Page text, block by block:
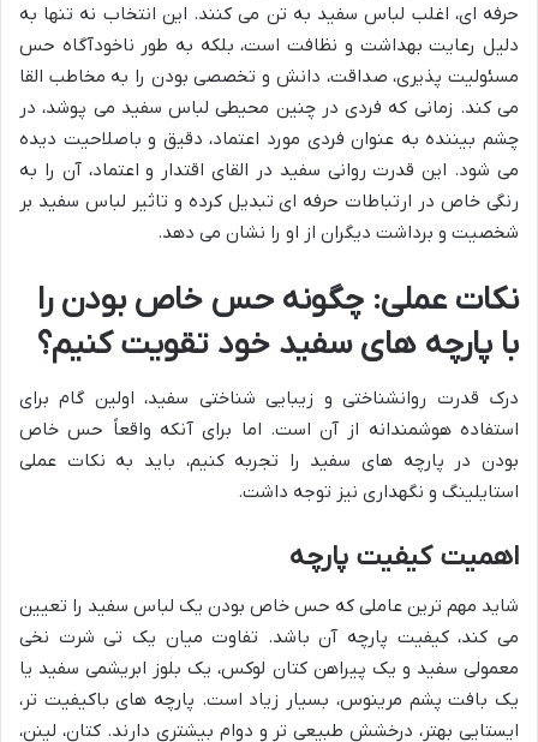
حرفه ای، اغلب لباس سفید به تن می کنند. این انتخاب نه تنها به
دلیل رعایت بهداشت و نظافت است، بلکه به طور ناخودآگاه حس
مسئولیت پذیری، صداقت، دانش و تخصصی بودن را به مخاطب القا
می کند. زمانی که فردی در چنین محیطی لباس سفید می پوشد، در
چشم بیننده به عنوان فردی مورد اعتماد، دقیق و باصلاحیت دیده
می شود. این قدرت روانی سفید در القای اقتدار و اعتماد، آن را به
رنگی خاص در ارتباطات حرفه ای تبدیل کرده و تاثیر لباس سفید بر
شخصیت و برداشت دیگران از او را نشان می دهد.
نکات عملی: چگونه حس خاص بودن را
با پارچه های سفید خود تقویت کنیم؟
درک قدرت روانشناختی و زیبایی شناختی سفید، اولین گام برای
استفاده هوشمندانه از آن است. اما برای آنکه واقعاً حس خاص
بودن در پارچه های سفید را تجربه کنیم، باید به نکات عملی
استایلینگ و نگهداری نیز توجه داشت.
اهمیت کیفیت پارچه
شاید مهم ترین عاملی که حس خاص بودن یک لباس سفید را تعیین
می کند، کیفیت پارچه آن باشد. تفاوت میان یک تی شرت نخی
معمولی سفید و یک پیراهن کتان لوکس، یک بلوز ابریشمی سفید یا
یک بافت پشم مرینوس، بسیار زیاد است. پارچه های باکیفیت تر،
ایستایی بهتر، درخشش طبیعی تر و دوام بیشتری دارند. کتان، لینن،